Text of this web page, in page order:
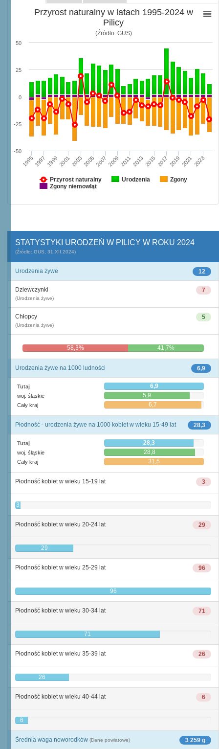
Przyrost naturalny w latach 1995-2024 w
Pilicy
(Źródło: GUS)
Przyrost naturalny Urodzenia
Zgony
Zgony niemowląt
19951997 19992001200320052007 200920112013 2015 2017 2019 20212023
-50
-25
0
25
50
STATYSTYKI URODZEŃ W PILICY W ROKU 2024
(Źródło: GUS, 31.XII.2024)
12
Urodzenia żywe
7
Dziewczynki
(Urodzenia żywe)
5
Chłopcy
(Urodzenia żywe)
58,3% 41,7%
6,9
Urodzenia żywe na 1000 ludności
Tutaj 6,9
woj. śląskie 5,9
Cały kraj 6,7
28,3
Płodność - urodzenia żywe na 1000 kobiet w wieku 15-49 lat
Tutaj 28,3
woj. śląskie 28,8
Cały kraj 31,5
3
Płodność kobiet w wieku 15-19 lat
3
29
Płodność kobiet w wieku 20-24 lat
29
96
Płodność kobiet w wieku 25-29 lat
96
71
Płodność kobiet w wieku 30-34 lat
71
26
Płodność kobiet w wieku 35-39 lat
26
6
Płodność kobiet w wieku 40-44 lat
6
3 259 g
Średnia waga noworodków (Dane powiatowe)